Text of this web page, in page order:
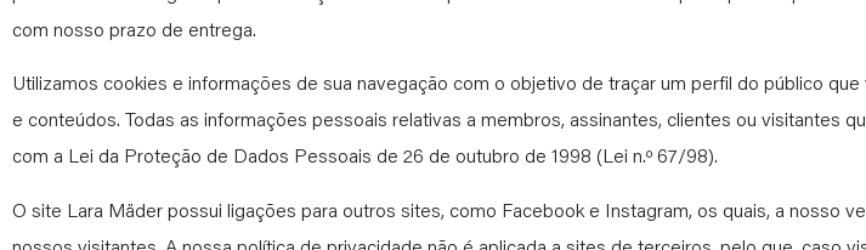
com nosso prazo de entrega.
Utilizamos cookies e informações de sua navegação com o objetivo de traçar um perfil do público
e conteúdos. Todas as informações pessoais relativas a membros, assinantes, clientes ou visitantes
com a Lei da Proteção de Dados Pessoais de 26 de outubro de 1998 (Lei n.º 67/98).
O site Lara Mäder possui ligações para outros sites, como Facebook e Instagram, os quais, a nosso